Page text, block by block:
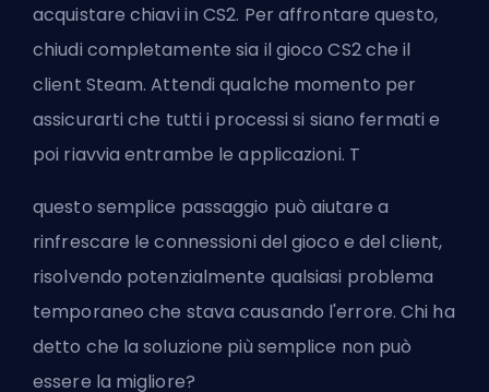
acquistare chiavi in CS2. Per affrontare questo,
chiudi completamente sia il gioco CS2 che il
client Steam. Attendi qualche momento per
assicurarti che tutti i processi si siano fermati e
poi riavvia entrambe le applicazioni. T
questo semplice passaggio può aiutare a
rinfrescare le connessioni del gioco e del client,
risolvendo potenzialmente qualsiasi problema
temporaneo che stava causando l'errore. Chi ha
detto che la soluzione più semplice non può
essere la migliore?